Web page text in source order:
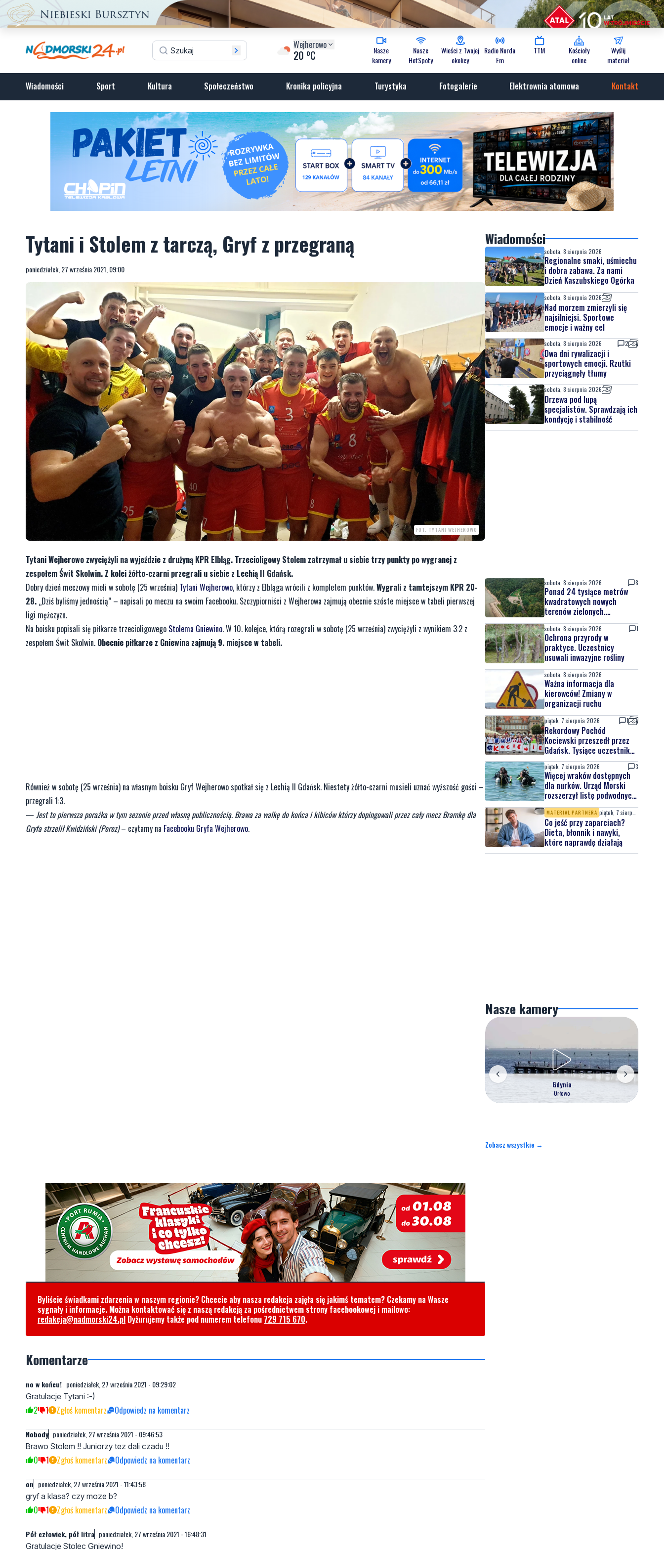
Wejherowo
20 oC
Nasze
kamery
Nasze
HotSpoty
Wieści z Twojej
okolicy
Radio Norda
Fm
TTM
Kościoły
online
Wyślij
materiał
Wiadomości Sport Kultura Społeczeństwo Kronika policyjna Turystyka Fotogalerie Elektrownia atomowa Kontakt
Tytani i Stolem z tarczą, Gryf z przegraną
poniedziałek, 27 września 2021, 09:00
FOT. TYTANI WEJHEROWO
Tytani Wejherowo zwyciężyli na wyjeździe z drużyną KPR Elbląg. Trzecioligowy Stolem zatrzymał u siebie trzy punkty po wygranej z
zespołem Świt Skolwin. Z kolei żółto-czarni przegrali u siebie z Lechią II Gdańsk.
Dobry dzień meczowy mieli w sobotę (25 września) Tytani Wejherowo, którzy z Elbląga wrócili z kompletem punktów.Wygrali z tamtejszym KPR 20-
28. „Dziś byliśmy jednością” – napisali po meczu na swoim Facebooku. Szczypiorniści z Wejherowa zajmują obecnie szóste miejsce w tabeli pierwszej
ligi mężczyzn.
Na boisku popisali się piłkarze trzecioligowego Stolema Gniewino. W 10. kolejce, którą rozegrali w sobotę (25 września) zwyciężyli z wynikiem 3:2 z
zespołem Świt Skolwin. Obecnie piłkarze z Gniewina zajmują 9. miejsce w tabeli.
Również w sobotę (25 września) na własnym boisku Gryf Wejherowo spotkał się z Lechią II Gdańsk. Niestety żółto-czarni musieli uznać wyższość gości –
przegrali 1:3.
— Jest to pierwsza porażka w tym sezonie przed własną publicznością. Brawa za walkę do końca i kibiców którzy dopingowali przez cały mecz Bramkę dla
Gryfa strzelił Kwidziński (Perez)– czytamy na Facebooku Gryfa Wejherowo.
Byliście świadkami zdarzenia w naszym regionie? Chcecie aby nasza redakcja zajęła się jakimś tematem? Czekamy na Wasze
sygnały i informacje. Można kontaktować się z naszą redakcją za pośrednictwem strony facebookowej i mailowo:
redakcja@nadmorski24.pl Dyżurujemy także pod numerem telefonu 729 715 670.
Komentarze
no w końcu! poniedziałek, 27 września 2021 - 09:29:02
Gratulacje Tytani :-)
2 1 Zgłoś komentarz Odpowiedz na komentarz
Nobody poniedziałek, 27 września 2021 - 09:46:53
Brawo Stolem !! Juniorzy tez dali czadu !!
0 1 Zgłoś komentarz Odpowiedz na komentarz
on poniedziałek, 27 września 2021 - 11:43:58
gryf a klasa? czy moze b?
0 1 Zgłoś komentarz Odpowiedz na komentarz
Pół człowiek, pół litra poniedziałek, 27 września 2021 - 16:48:31
Gratulacje Stolec Gniewino!
Wiadomości
sobota, 8 sierpnia 2026
Regionalne smaki, uśmiechu
i dobra zabawa. Za nami
Dzień Kaszubskiego Ogórka
sobota, 8 sierpnia 2026
Nad morzem zmierzyli się
najsilniejsi. Sportowe
emocje i ważny cel
sobota, 8 sierpnia 2026 2
Dwa dni rywalizacji i
sportowych emocji. Rzutki
przyciągnęły tłumy
sobota, 8 sierpnia 2026
Drzewa pod lupą
specjalistów. Sprawdzają ich
kondycję i stabilność
sobota, 8 sierpnia 2026 8
Ponad 24 tysiące metrów
kwadratowych nowych
terenów zielonych.
Powstanie nowa przestrzeń
do wypoczynku
sobota, 8 sierpnia 2026 1
Ochrona przyrody w
praktyce. Uczestnicy
usuwali inwazyjne rośliny
sobota, 8 sierpnia 2026
Ważna informacja dla
kierowców! Zmiany w
organizacji ruchu
piątek, 7 sierpnia 2026 1
Rekordowy Pochód
Kociewski przeszedł przez
Gdańsk. Tysiące uczestników
na jubileuszowej edycji
piątek, 7 sierpnia 2026 3
Więcej wraków dostępnych
dla nurków. Urząd Morski
rozszerzył listę podwodnych
atrakcji
MATERIAŁ PARTNERA
Co jeść przy zaparciach?
Dieta, błonnik i nawyki,
które naprawdę działają
Nasze kamery
Gdynia
Orłowo
Zobacz wszystkie →